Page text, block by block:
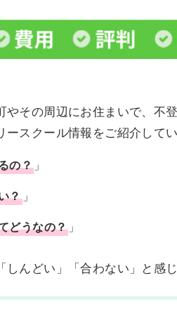
やその周辺にお住まいで、不
スクール情報をご紹介してい
の？ 」
？」
どうなの？ 」
んどい」「合わない」と感